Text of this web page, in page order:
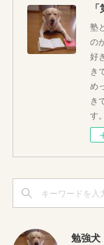
塾
の
好
き
め
き
す。
勉強犬